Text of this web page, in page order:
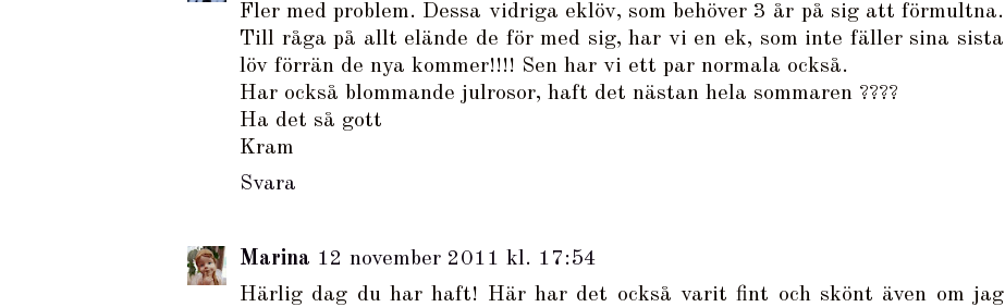
Fler med problem. Dessa vidriga eklöv, som behöver 3 år på sig att förmultna.
Till råga på allt elände de för med sig, har vi en ek, som inte fäller sina sista
löv förrän de nya kommer!!!! Sen har vi ett par normala också.
Har också blommande julrosor, haft det nästan hela sommaren ????
Ha det så gott
Kram
Svara
Marina 12 november 2011 kl. 17:54
Härlig dag du har haft! Här har det också varit fint och skönt även om jag